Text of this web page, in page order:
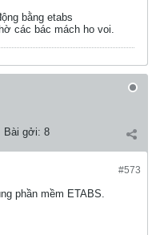
bằng etabs
các bác mách ho voi.
Bài gởi: 8
#573
phần mềm ETABS.